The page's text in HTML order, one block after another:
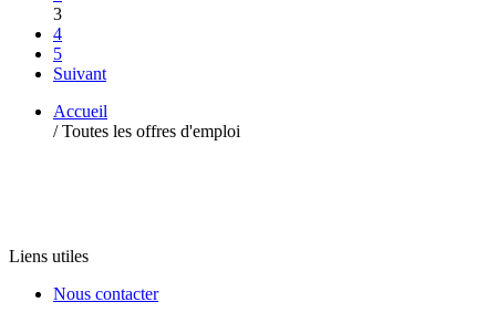
3
4
5
Suivant
Accueil
/ Toutes les offres d'emploi
Liens utiles
Nous contacter